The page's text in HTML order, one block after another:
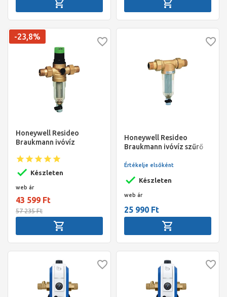
Honeywell Resideo
Braukmann ivóvíz
kombináció MiniPlus, átl.
csésze, 1", KM+hollander,
PN16, max 40°C
-23,8%
Készleten
web ár
43 599 Ft
57 235 Ft
Honeywell Resideo
Braukmann ivóvíz szűrő
RM.100mikr. szűrő, 1/2",
Készleten
Értékelje elsőként
web ár
25 990 Ft